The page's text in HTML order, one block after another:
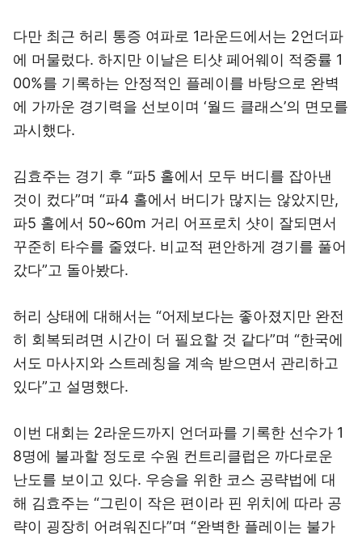
다만 최근 허리 통증 여파로 1라운드에서는 2언더파
에 머물렀다. 하지만 이날은 티샷 페어웨이 적중률 1
00%를 기록하는 안정적인 플레이를 바탕으로 완벽
에 가까운 경기력을 선보이며 ‘월드 클래스’의 면모를
과시했다.
김효주는 경기 후 “파5 홀에서 모두 버디를 잡아낸
것이 컸다”며 “파4 홀에서 버디가 많지는 않았지만,
파5 홀에서 50~60m 거리 어프로치 샷이 잘되면서
꾸준히 타수를 줄였다. 비교적 편안하게 경기를 풀어
갔다”고 돌아봤다.
허리 상태에 대해서는 “어제보다는 좋아졌지만 완전
히 회복되려면 시간이 더 필요할 것 같다”며 “한국에
서도 마사지와 스트레칭을 계속 받으면서 관리하고
있다”고 설명했다.
이번 대회는 2라운드까지 언더파를 기록한 선수가 1
8명에 불과할 정도로 수원 컨트리클럽은 까다로운
난도를 보이고 있다. 우승을 위한 코스 공략법에 대
해 김효주는 “그린이 작은 편이라 핀 위치에 따라 공
략이 굉장히 어려워진다”며 “완벽한 플레이는 불가